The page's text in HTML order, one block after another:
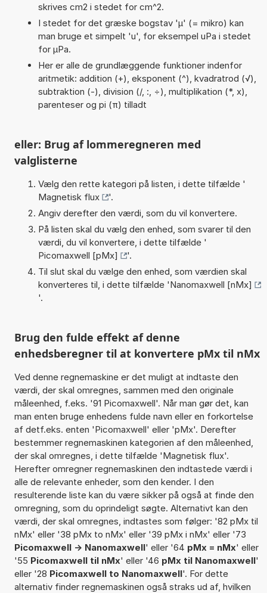
skrives cm2 i stedet for cm^2.
I stedet for det græske bogstav 'µ' (= mikro) kan
man bruge et simpelt 'u', for eksempel uPa i stedet
for µPa.
Her er alle de grundlæggende funktioner indenfor
aritmetik: addition (+), eksponent (^), kvadratrod (√),
subtraktion (-), division (/, :, ÷), multiplikation (*, x),
parenteser og pi (π) tilladt
eller: Brug af lommeregneren med
valglisterne
Vælg den rette kategori på listen, i dette tilfælde '
Magnetisk flux
'.
Angiv derefter den værdi, som du vil konvertere.
På listen skal du vælg den enhed, som svarer til den
værdi, du vil konvertere, i dette tilfælde '
Picomaxwell [pMx]
'.
Til slut skal du vælge den enhed, som værdien skal
konverteres til, i dette tilfælde 'Nanomaxwell [nMx]
'.
Brug den fulde effekt af denne
enhedsberegner til at konvertere pMx til nMx
Ved denne regnemaskine er det muligt at indtaste den
værdi, der skal omregnes, sammen med den originale
måleenhed, f.eks. '91 Picomaxwell'. Når man gør det, kan
man enten bruge enhedens fulde navn eller en forkortelse
af detf.eks. enten 'Picomaxwell' eller 'pMx'. Derefter
bestemmer regnemaskinen kategorien af den måleenhed,
der skal omregnes, i dette tilfælde 'Magnetisk flux'.
Herefter omregner regnemaskinen den indtastede værdi i
alle de relevante enheder, som den kender. I den
resulterende liste kan du være sikker på også at finde den
omregning, som du oprindeligt søgte. Alternativt kan den
værdi, der skal omregnes, indtastes som følger: '82 pMx til
nMx' eller '38 pMx to nMx' eller '39 pMx i nMx' eller '73
Picomaxwell -> Nanomaxwell' eller '64 pMx = nMx' eller
'55 Picomaxwell til nMx' eller '46 pMx til Nanomaxwell'
eller '28 Picomaxwell to Nanomaxwell'. For dette
alternativ finder regnemaskinen også straks ud af, hvilken